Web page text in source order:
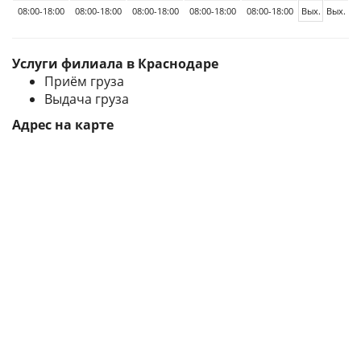
08:00-18:00
08:00-18:00
08:00-18:00
08:00-18:00
08:00-18:00
Вых. Вых.
Услуги филиала в Краснодаре
Приём груза
Выдача груза
Адрес на карте